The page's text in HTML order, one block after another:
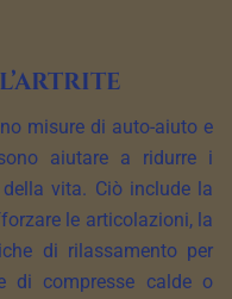
misure di auto-aiuto e
aiutare a ridurre i
vita. Ciò include la
le articolazioni, la
di rilassamento per
di compresse calde o